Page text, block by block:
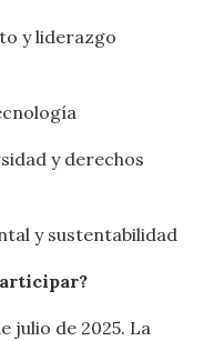
y liderazgo
y derechos
y sustentabilidad
julio de 2025. La